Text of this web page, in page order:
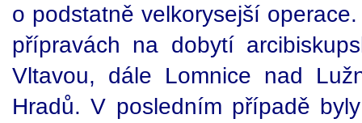
o podstatně velkorysejší
přípravách na dobytí
Vltavou, dále Lomnice nad
Hradů. V posledním případě